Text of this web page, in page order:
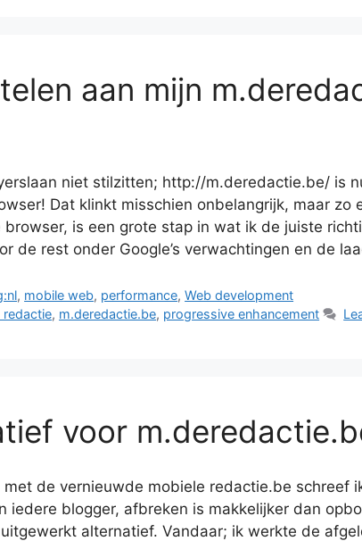
aan mijn
niet stilzitten; http://m.deredactie.be/ is
Dat klinkt misschien onbelangrijk, maar zo
is een grote stap in wat ik de juiste
de rest onder Google’s verwachtingen en de
, mobile web, performance,Web development
, m.deredactie.be, progressive enhancement
voor
de vernieuwde mobiele redactie.be schreef
iedere blogger, afbreken is makkelijker dan
alternatief. Vandaar; ik werkte de